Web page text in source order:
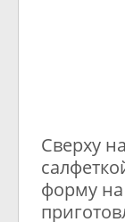
Сверху
форму на